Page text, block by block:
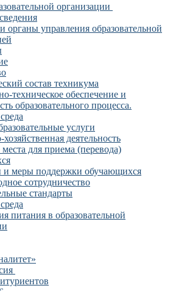
организации
органы управления образовательной
состав техникума
техническое обеспечение и
образовательного процесса.
услуги
деятельность
для приема (перевода)
и меры поддержки обучающихся
сотрудничество
стандарты
питания в образовательной